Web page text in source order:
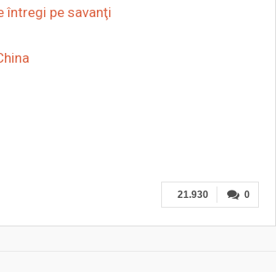
întregi pe savanţi
0
21.930